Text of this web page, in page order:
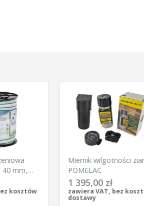
40 mm,
kosztów
Miernik wilgotności
POMELAC
1 395,00 zł
zawiera VAT, bez
dostawy